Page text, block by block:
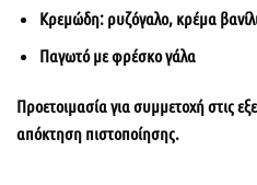
Κρεμώδη: ρυζόγαλο, κρέμα
Παγωτό με φρέσκο γάλα
Προετοιμασία για συμμετοχή στις
απόκτηση πιστοποίησης.